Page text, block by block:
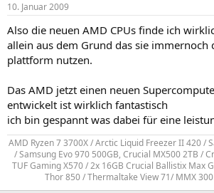
10. Januar 2009
Also die neuen AMD CPUs finde ich
allein aus dem Grund das sie immernoch
plattform nutzen.
Das AMD jetzt einen neuen
entwickelt ist wirklich fantastisch
ich bin gespannt was dabei für eine
AMD Ryzen 7 3700X / Arctic Liquid Freezer II 420 /
/ Samsung Evo 970 500GB, Crucial MX500 2TB /
TUF Gaming X570 / 2x 16GB Crucial Ballistix Max
Thor 850 / Thermaltake View 71/ MMX 300